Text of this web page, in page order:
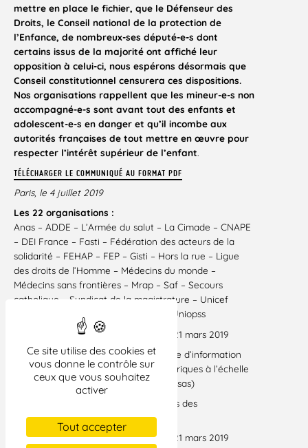
Ce site utilise des cookies et
vous donne le contrôle sur
ceux que vous souhaitez
activer
Tout accepter
mettre en place le fichier, que le Défenseur des
Droits, le Conseil national de la protection de
l’Enfance, de nombreux-ses député-e-s dont
certains issus de la majorité ont affiché leur
opposition à celui-ci, nous espérons désormais que
Conseil constitutionnel censurera ces dispositions.
Nos organisations rappellent que les mineur-e-s non
accompagné-e-s sont avant tout des enfants et
adolescent-e-s en danger et qu’il incombe aux
autorités françaises de tout mettre en œuvre pour
respecter l’intérêt supérieur de l’enfant.
TÉLÉCHARGER LE COMMUNIQUÉ AU FORMAT PDF
Paris, le 4 juillet 2019
Les 22 organisations :
Anas – ADDE – L’Armée du salut – La Cimade – CNAPE
– DEI France – Fasti – Fédération des acteurs de la
solidarité – FEHAP – FEP – Gisti – Hors la rue – Ligue
des droits de l’Homme – Médecins du monde –
Médecins sans frontières – Mrap – Saf – Secours
catholique – Syndicat de la magistrature – Unicef
France – Union syndicale solidaire – Uniopss
Voir décision n° 2018-768 QPC du 21 mars 2019
Pendant français du “VIS” (système d’information
sur les visas, base de données biométriques à l’échelle
européenne sur les demandeurs de visas)
Application de gestion des dossiers des
ressortissants étrangers en France
Voir décision n° 2018-768 QPC du 21 mars 2019